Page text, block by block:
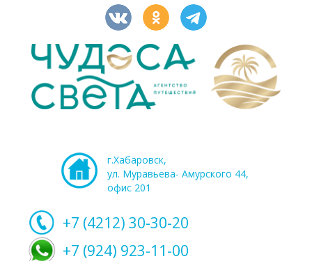
г.Хабаровск,
ул. Муравьева- Амурского 44,
офис 201
+7 (4212) 30-30-20
+7 (924) 923-11-00